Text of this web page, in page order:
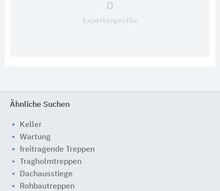
0
Expertenprofile
Ähnliche Suchen
Keller
Wartung
freitragende Treppen
Tragholmtreppen
Dachausstiege
Rohbautreppen